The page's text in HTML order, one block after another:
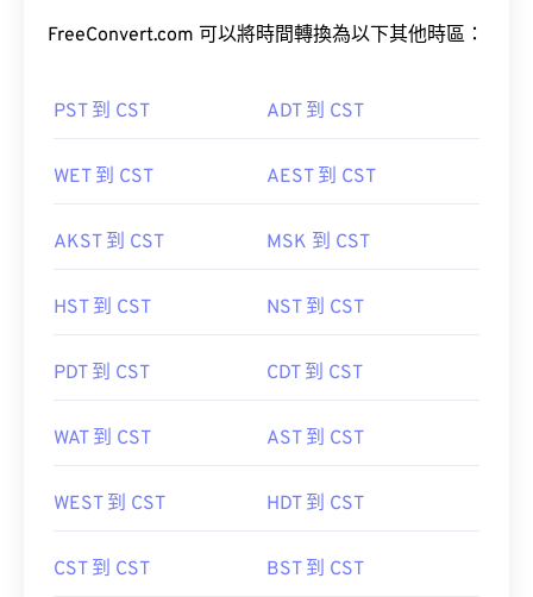
FreeConvert.com 可以將時間轉換為以下其他時區：
PST 到 CST ADT 到 CST
WET 到 CST AEST 到 CST
AKST 到 CST MSK 到 CST
HST 到 CST NST 到 CST
PDT 到 CST CDT 到 CST
WAT 到 CST AST 到 CST
WEST 到 CST HDT 到 CST
CST 到 CST BST 到 CST